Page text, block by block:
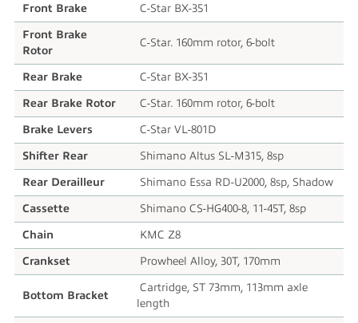
Front Brake C-Star BX-351
Front Brake
Rotor
C-Star. 160mm rotor, 6-bolt
Rear Brake C-Star BX-351
Rear Brake Rotor C-Star. 160mm rotor, 6-bolt
Brake Levers C-Star VL-801D
Shifter Rear Shimano Altus SL-M315, 8sp
Rear Derailleur Shimano Essa RD-U2000, 8sp, Shadow
Cassette Shimano CS-HG400-8, 11-45T, 8sp
Chain KMC Z8
Crankset Prowheel Alloy, 30T, 170mm
Bottom Bracket
Cartridge, ST 73mm, 113mm axle
length